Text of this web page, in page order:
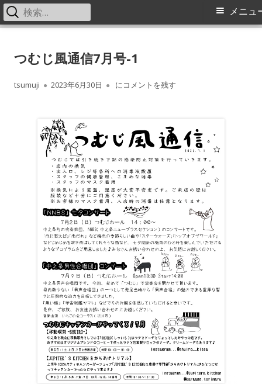
tsumuji つむじ風通信
メ
メニュ
検
索:
つむじ風通信7月号-1
作
tsumuji
公
日
2023年6月30日 つむじ風通信7月号-1
にコメントを残す